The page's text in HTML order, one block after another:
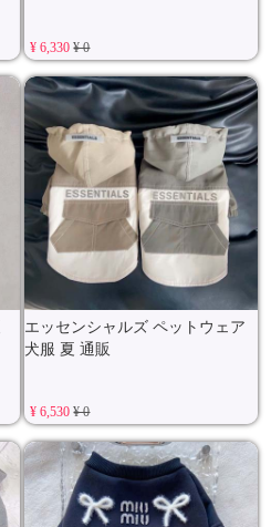
¥ 6,330¥ 0
エッセンシャルズ ペットウェア
犬服 夏 通販
¥ 6,530¥ 0